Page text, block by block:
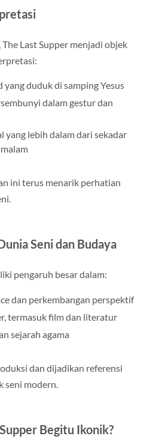
Last Supper menjadi objek
duduk di samping Yesus
dalam gestur dan
yang lebih dalam dari sekadar
ini terus menarik perhatian
Seni dan Budaya
pengaruh besar dalam:
dan perkembangan perspektif
termasuk film dan literatur
sejarah agama
dan dijadikan referensi
seni modern.
Begitu Ikonik?